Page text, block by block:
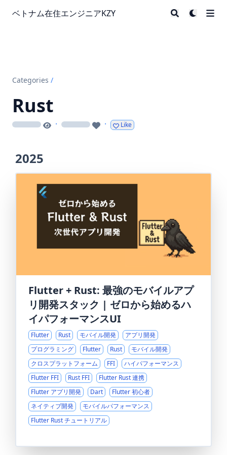
ベトナム在住エンジニアKZY
Categories /
Rust
loading · loading · Like
2025
Flutter + Rust: 最強のモバイルアプ
リ開発スタック | ゼロから始めるハ
イパフォーマンスUI
Flutter Rust モバイル開発
アプリ開発
プログラミング
Flutter Rust
モバイル開発
クロスプラットフォーム
FFI
ハイパフォーマンス
Flutter FFI
Rust FFI
Flutter Rust 連携
Flutter アプリ開発
Dart
Flutter 初心者
ネイティブ開発
モバイルパフォーマンス
Flutter Rust チュートリアル